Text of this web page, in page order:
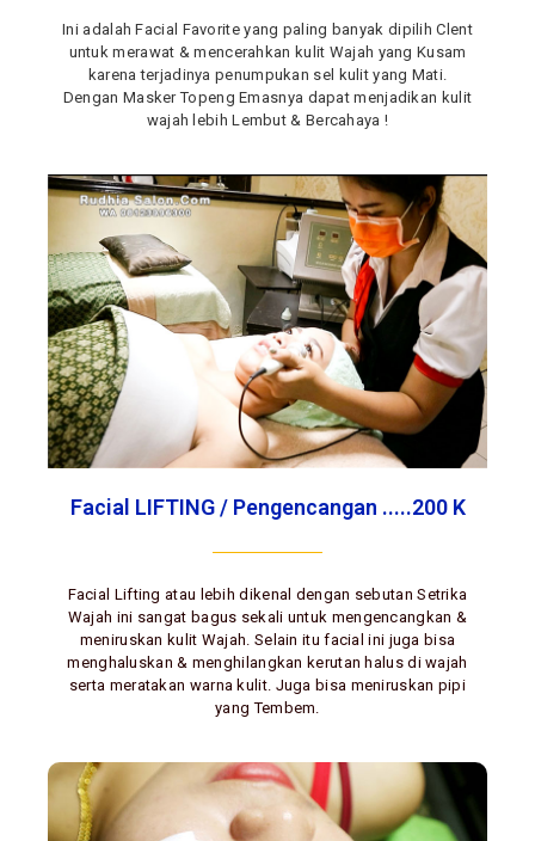
Ini adalah Facial Favorite yang paling banyak dipilih Clent
untuk merawat & mencerahkan kulit Wajah yang Kusam
karena terjadinya penumpukan sel kulit yang Mati.
Dengan Masker Topeng Emasnya dapat menjadikan kulit
wajah lebih Lembut & Bercahaya !
Facial LIFTING / Pengencangan .....200 K
Facial Lifting atau lebih dikenal dengan sebutan Setrika
Wajah ini sangat bagus sekali untuk mengencangkan &
meniruskan kulit Wajah. Selain itu facial ini juga bisa
menghaluskan & menghilangkan kerutan halus di wajah
serta meratakan warna kulit. Juga bisa meniruskan pipi
yang Tembem.